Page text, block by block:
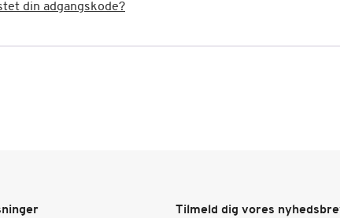
din adgangskode?
Tilmeld dig vores